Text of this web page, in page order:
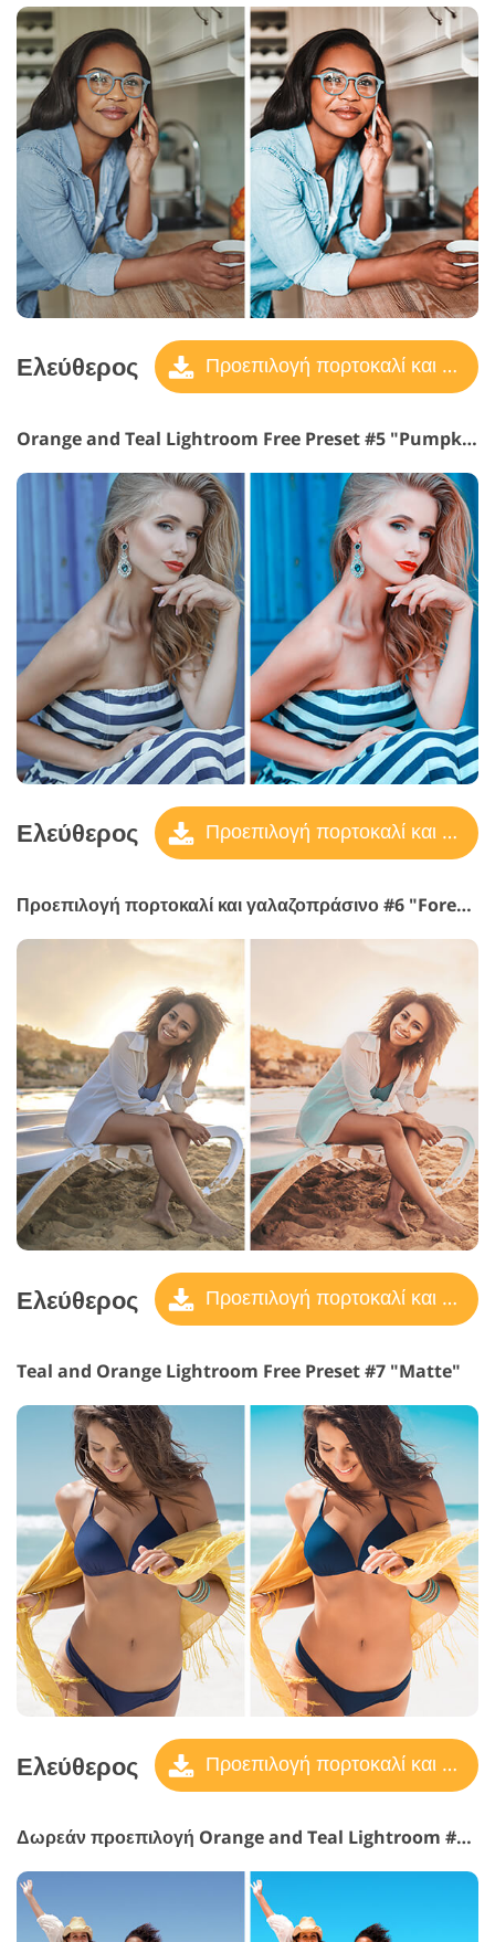
Ελεύθερος Προεπιλογή πορτοκαλί και γαλαζοπράσινο
Orange and Teal Lightroom Free Preset #5 "Pumpkin"
Ελεύθερος Προεπιλογή πορτοκαλί και γαλαζοπράσινο
Προεπιλογή πορτοκαλί και γαλαζοπράσινο #6 "Forest"
Ελεύθερος Προεπιλογή πορτοκαλί και γαλαζοπράσινο
Teal and Orange Lightroom Free Preset #7 "Matte"
Ελεύθερος Προεπιλογή πορτοκαλί και γαλαζοπράσινο
Δωρεάν προεπιλογή Orange and Teal Lightroom #8 "Darken"